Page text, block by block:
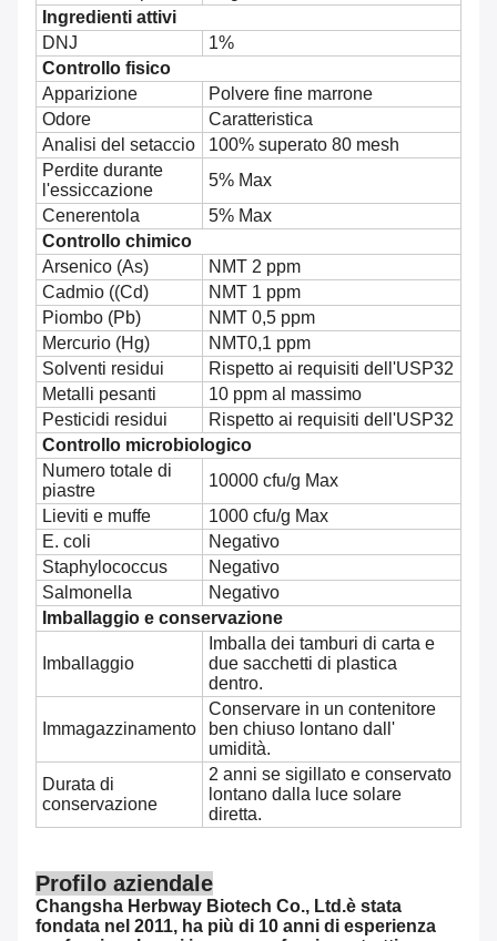
Ingredienti attivi
DNJ
1%
Controllo fisico
Apparizione
Polvere fine marrone
Odore
Caratteristica
Analisi del setaccio
100% superato 80 mesh
Perdite durante
l'essiccazione
5% Max
Cenerentola
5% Max
Controllo chimico
Arsenico (As)
NMT 2 ppm
Cadmio ((Cd)
NMT 1 ppm
Piombo (Pb)
NMT 0,5 ppm
Mercurio (Hg)
NMT0,1 ppm
Solventi residui
Rispetto ai requisiti dell'USP32
Metalli pesanti
10 ppm al massimo
Pesticidi residui
Rispetto ai requisiti dell'USP32
Controllo microbiologico
Numero totale di
piastre
10000 cfu/g Max
Lieviti e muffe
1000 cfu/g Max
E. coli
Negativo
Staphylococcus
Negativo
Salmonella
Negativo
Imballaggio e conservazione
Imballaggio
Imballa dei tamburi di carta e
due sacchetti di plastica
dentro.
Immagazzinamento
Conservare in un contenitore
ben chiuso lontano dall'
umidità.
Durata di
conservazione
2 anni se sigillato e conservato
lontano dalla luce solare
diretta.
Profilo aziendale
Changsha Herbway Biotech Co., Ltd.è stata
fondata nel 2011, ha più di 10 anni di esperienza